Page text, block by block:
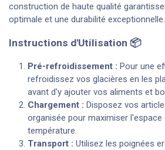
construction de haute qualité
optimale et une durabilité
Instructions d'Utilisation 📦
Pré-refroidissement : Pour une
refroidissez vos glacières en les
avant d'y ajouter vos aliments et
Chargement : Disposez vos
organisée pour maximiser
température.
Transport : Utilisez les poignées